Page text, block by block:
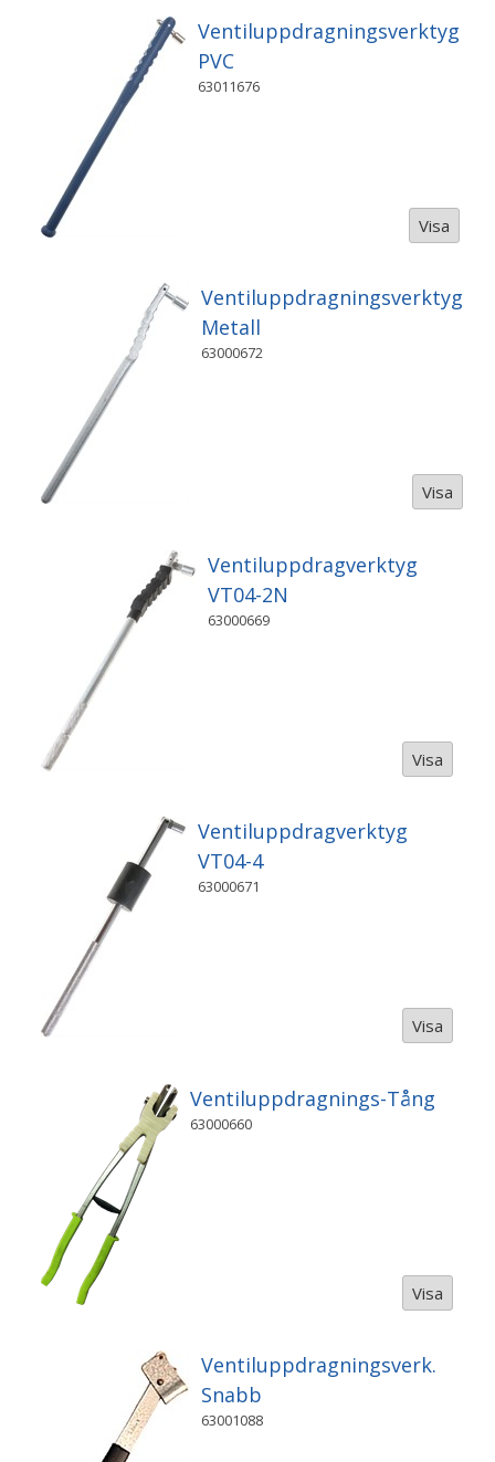
Ventiluppdragningsverktyg
PVC
63011676
Visa
Ventiluppdragningsverktyg
Metall
63000672
Visa
Ventiluppdragverktyg
VT04-2N
63000669
Visa
Ventiluppdragverktyg
VT04-4
63000671
Visa
Ventiluppdragnings-Tång
63000660
Visa
Ventiluppdragningsverk.
Snabb
63001088